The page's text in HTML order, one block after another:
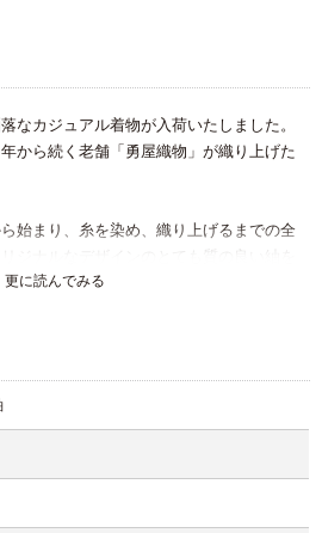
なカジュアル着物が入荷いたしました。
から続く老舗「勇屋織物」が織り上げた
始まり、糸を染め、織り上げるまでの全
ジナルなデザインのとても質の良い紬を
。
があり、着物としてもとても着やすいで
更に読んでみる